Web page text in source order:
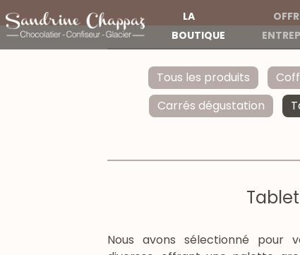
LA
BOUTIQUE
Tous les produits
Carrés dégustation
Nous avons sélectionné pour